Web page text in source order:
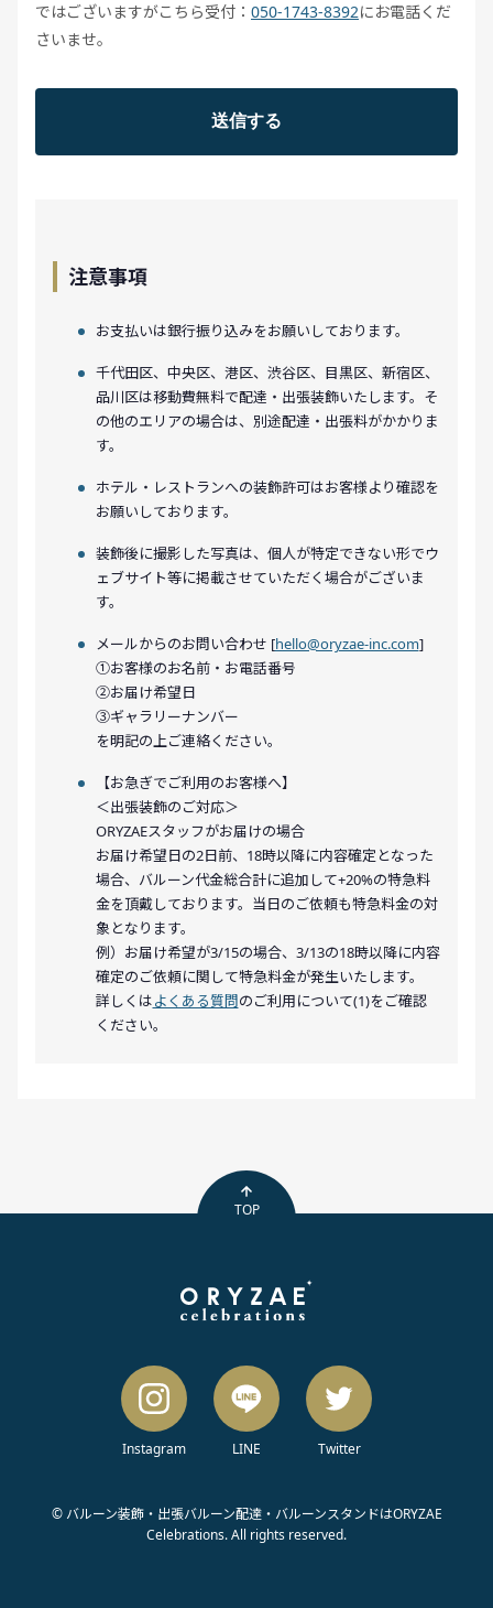
ではございますがこちら受付： 050-1743-8392にお電話くだ
さいませ。
注意事項
お支払いは銀行振り込みをお願いしております。
千代田区、中央区、港区、渋谷区、目黒区、新宿区、
品川区は移動費無料で配達・出張装飾いたします。そ
の他のエリアの場合は、別途配達・出張料がかかりま
す。
ホテル・レストランへの装飾許可はお客様より確認を
お願いしております。
装飾後に撮影した写真は、個人が特定できない形でウ
ェブサイト等に掲載させていただく場合がございま
す。
メールからのお問い合わせ [hello@oryzae-inc.com]
①お客様のお名前・お電話番号
②お届け希望日
③ギャラリーナンバー
を明記の上ご連絡ください。
【お急ぎでご利用のお客様へ】
＜出張装飾のご対応＞
ORYZAEスタッフがお届けの場合
お届け希望日の2日前、18時以降に内容確定となった
場合、バルーン代金総合計に追加して+20%の特急料
金を頂戴しております。当日のご依頼も特急料金の対
象となります。
例）お届け希望が3/15の場合、3/13の18時以降に内容
確定のご依頼に関して特急料金が発生いたします。
詳しくはよくある質問のご利用について(1)をご確認
ください。
TOP
Instagram LINE Twitter
© バルーン装飾・出張バルーン配達・バルーンスタンドはORYZAE
Celebrations. All rights reserved.